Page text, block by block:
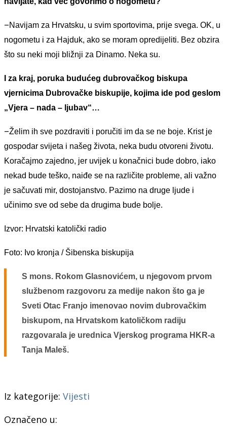
–Navijam za Hrvatsku, u svim sportovima, prije svega. OK, u
nogometu i za Hajduk, ako se moram opredijeliti. Bez obzira
što su neki moji bližnji za Dinamo. Neka su.
I za kraj, poruka budućeg dubrovačkog biskupa
vjernicima Dubrovačke biskupije, kojima ide pod geslom
„Vjera – nada – ljubav“…
–Želim ih sve pozdraviti i poručiti im da se ne boje. Krist je
gospodar svijeta i našeg života, neka budu otvoreni životu.
Koračajmo zajedno, jer uvijek u konačnici bude dobro, iako
nekad bude teško, naiđe se na različite probleme, ali važno
je sačuvati mir, dostojanstvo. Pazimo na druge ljude i
učinimo sve od sebe da drugima bude bolje.
Izvor: Hrvatski katolički radio
Foto: Ivo kronja / Šibenska biskupija
S mons. Rokom Glasnovićem, u njegovom prvom
službenom razgovoru za medije nakon što ga je
Sveti Otac Franjo imenovao novim dubrovačkim
biskupom, na Hrvatskom katoličkom radiju
razgovarala je urednica Vjerskog programa HKR-a
Tanja Maleš.
Iz kategorije: Vijesti
Označeno u: